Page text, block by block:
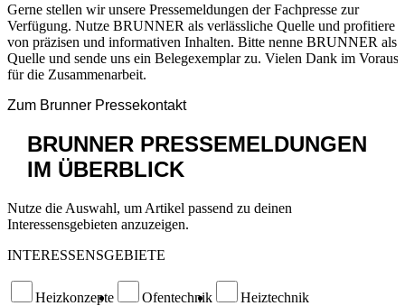
Gerne stellen wir unsere Pressemeldungen der Fachpresse zur
Verfügung. Nutze BRUNNER als verlässliche Quelle und profitiere
von präzisen und informativen Inhalten. Bitte nenne BRUNNER als
Quelle und sende uns ein Belegexemplar zu. Vielen Dank im Voraus
für die Zusammenarbeit.
Zum Brunner Pressekontakt
BRUNNER PRESSEMELDUNGEN
IM ÜBERBLICK
Nutze die Auswahl, um Artikel passend zu deinen
Interessensgebieten anzuzeigen.
INTERESSENSGEBIETE
Heizkonzepte Ofentechnik
Heiztechnik